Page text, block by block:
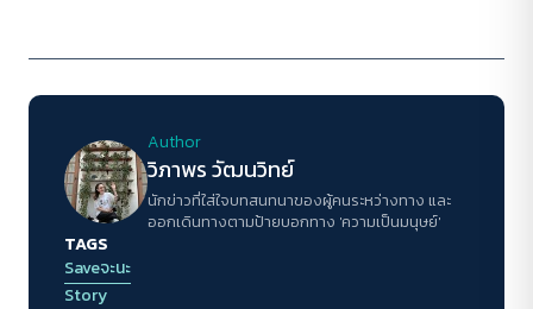
Author
วิภาพร วัฒนวิทย์
นักข่าวที่ใส่ใจบทสนทนาของผู้คนระหว่างทาง และ
ออกเดินทางตามป้ายบอกทาง 'ความเป็นมนุษย์'
TAGS
Saveจะนะ
Story